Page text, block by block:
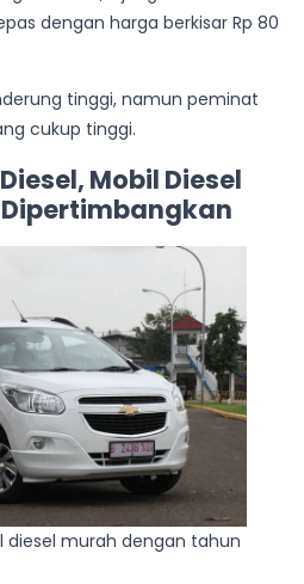
dengan harga berkisar Rp 80
tinggi, namun peminat
cukup tinggi.
Mobil Diesel
diesel murah dengan tahun